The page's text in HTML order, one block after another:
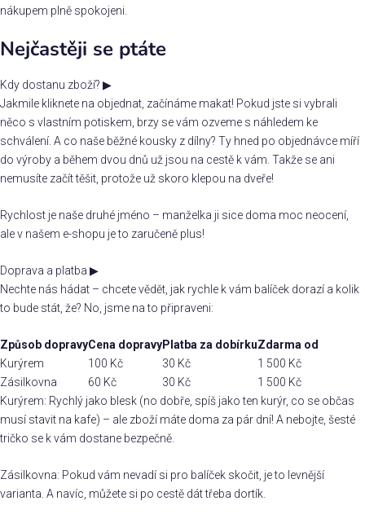
nákupem plně spokojeni.
Nejčastěji se ptáte
Kdy dostanu zboží? ▶
Jakmile kliknete na objednat, začínáme makat! Pokud jste si vybrali
něco s vlastním potiskem, brzy se vám ozveme s náhledem ke
schválení. A co naše běžné kousky z dílny? Ty hned po objednávce míří
do výroby a během dvou dnů už jsou na cestě k vám. Takže se ani
nemusíte začít těšit, protože už skoro klepou na dveře!
Rychlost je naše druhé jméno – manželka ji sice doma moc neocení,
ale v našem e-shopu je to zaručeně plus!
Doprava a platba ▶
Nechte nás hádat – chcete vědět, jak rychle k vám balíček dorazí a kolik
to bude stát, že? No, jsme na to připraveni:
Způsob dopravyCena dopravyPlatba za dobírkuZdarma od
Kurýrem
100 Kč 30 Kč
1 500 Kč
Zásilkovna
60 Kč 30 Kč
1 500 Kč
Kurýrem: Rychlý jako blesk (no dobře, spíš jako ten kurýr, co se občas
musí stavit na kafe) – ale zboží máte doma za pár dní! A nebojte, šesté
tričko se k vám dostane bezpečně.
Zásilkovna: Pokud vám nevadí si pro balíček skočit, je to levnější
varianta. A navíc, můžete si po cestě dát třeba dortík.